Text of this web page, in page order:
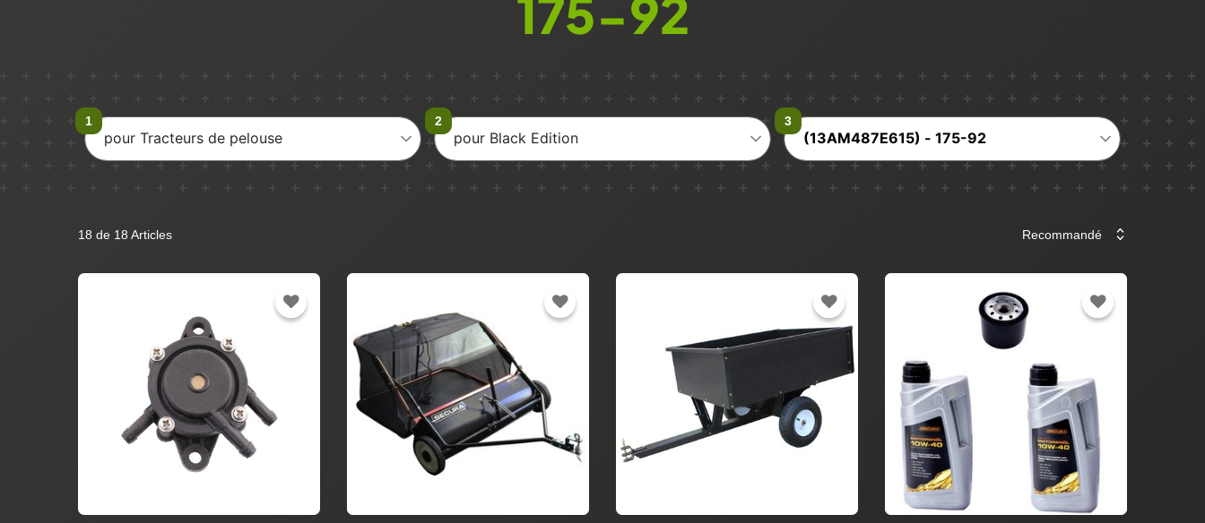
175-92
pour Tracteurs de pelouse pour Black Edition (13AM487E615) - 175-92
18 de 18 Articles